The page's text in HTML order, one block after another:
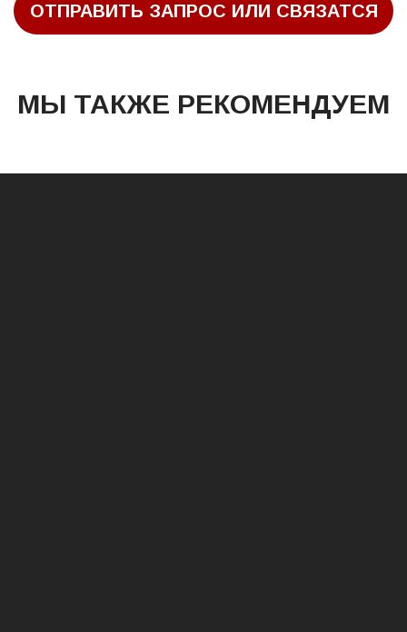
ОТПРАВИТЬ ЗАПРОС ИЛИ СВЯЗАТСЯ
МЫ ТАКЖЕ РЕКОМЕНДУЕМ